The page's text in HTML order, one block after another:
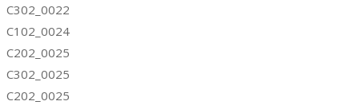
C302_0022
C102_0024
C202_0025
C302_0025
C202_0025